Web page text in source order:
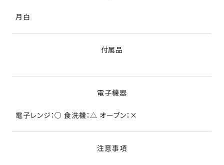
月白
付属品
電子機器
電子レンジ：○ 食洗機：△ オーブン：×
注意事項